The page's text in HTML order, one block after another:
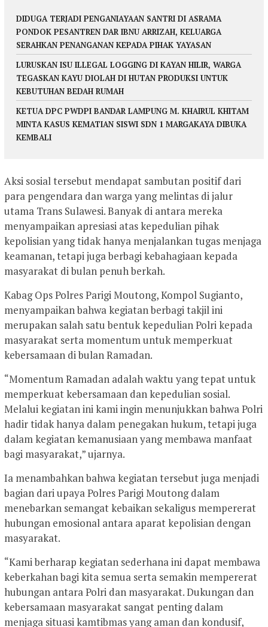
DIDUGA TERJADI PENGANIAYAAN SANTRI DI ASRAMA
PONDOK PESANTREN DAR IBNU ARRIZAH, KELUARGA
SERAHKAN PENANGANAN KEPADA PIHAK YAYASAN
LURUSKAN ISU ILLEGAL LOGGING DI KAYAN HILIR, WARGA
TEGASKAN KAYU DIOLAH DI HUTAN PRODUKSI UNTUK
KEBUTUHAN BEDAH RUMAH
KETUA DPC PWDPI BANDAR LAMPUNG M. KHAIRUL KHITAM
MINTA KASUS KEMATIAN SISWI SDN 1 MARGAKAYA DIBUKA
KEMBALI
Aksi sosial tersebut mendapat sambutan positif dari
para pengendara dan warga yang melintas di jalur
utama Trans Sulawesi. Banyak di antara mereka
menyampaikan apresiasi atas kepedulian pihak
kepolisian yang tidak hanya menjalankan tugas menjaga
keamanan, tetapi juga berbagi kebahagiaan kepada
masyarakat di bulan penuh berkah.
Kabag Ops Polres Parigi Moutong, Kompol Sugianto,
menyampaikan bahwa kegiatan berbagi takjil ini
merupakan salah satu bentuk kepedulian Polri kepada
masyarakat serta momentum untuk memperkuat
kebersamaan di bulan Ramadan.
“Momentum Ramadan adalah waktu yang tepat untuk
memperkuat kebersamaan dan kepedulian sosial.
Melalui kegiatan ini kami ingin menunjukkan bahwa Polri
hadir tidak hanya dalam penegakan hukum, tetapi juga
dalam kegiatan kemanusiaan yang membawa manfaat
bagi masyarakat,” ujarnya.
Ia menambahkan bahwa kegiatan tersebut juga menjadi
bagian dari upaya Polres Parigi Moutong dalam
menebarkan semangat kebaikan sekaligus mempererat
hubungan emosional antara aparat kepolisian dengan
masyarakat.
“Kami berharap kegiatan sederhana ini dapat membawa
keberkahan bagi kita semua serta semakin mempererat
hubungan antara Polri dan masyarakat. Dukungan dan
kebersamaan masyarakat sangat penting dalam
menjaga situasi kamtibmas yang aman dan kondusif,